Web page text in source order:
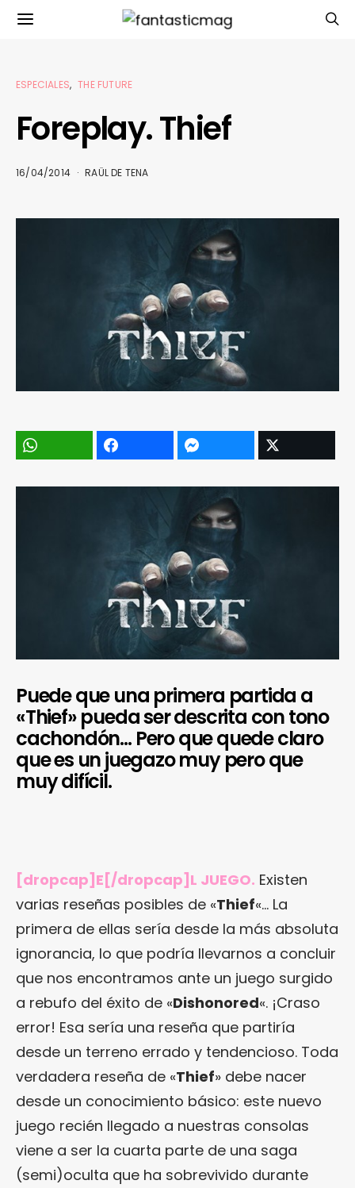
ESPECIALES THE FUTURE
Foreplay. Thief
16/04/2014 RAÜL DE TENA
Puede que una primera partida a
«Thief» pueda ser descrita con tono
cachondón… Pero que quede claro
que es un juegazo muy pero que
muy difícil.
[dropcap]E[/dropcap]L JUEGO. Existen
varias reseñas posibles de «Thief«… La
primera de ellas sería desde la más absoluta
ignorancia, lo que podría llevarnos a concluir
que nos encontramos ante un juego surgido
a rebufo del éxito de «Dishonored«. ¡Craso
error! Esa sería una reseña que partiría
desde un terreno errado y tendencioso. Toda
verdadera reseña de «Thief» debe nacer
desde un conocimiento básico: este nuevo
juego recién llegado a nuestras consolas
viene a ser la cuarta parte de una saga
(semi)oculta que ha sobrevivido durante